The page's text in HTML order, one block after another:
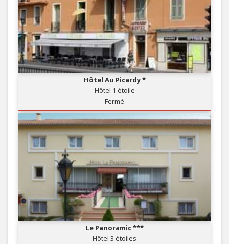
Hôtel Au Picardy *
Hôtel 1 étoile
Fermé
Le Panoramic ***
Hôtel 3 étoiles